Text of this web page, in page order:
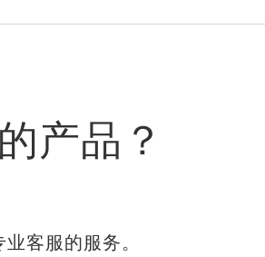
产品？
客服的服务。